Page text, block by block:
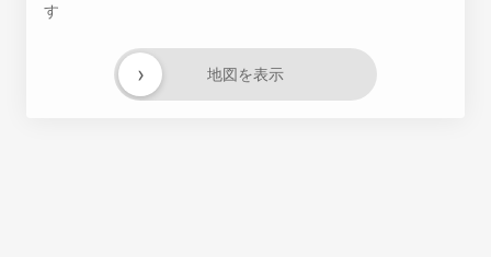
す
地図を表示
›